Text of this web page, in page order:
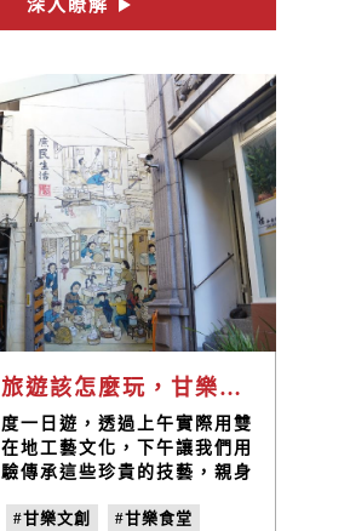
深入瞭解
三峽精緻旅遊該怎麼玩，甘樂規劃深度體驗之旅
一日遊，透過上午實際用雙
地工藝文化，下午讓我們用
傳承這些珍貴的技藝，親身
表三峽的藍染、最有溫度金
#甘樂文創 #甘樂食堂